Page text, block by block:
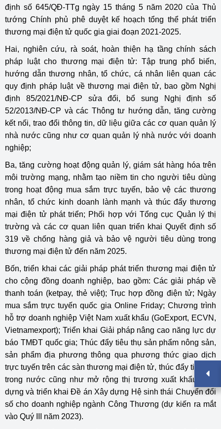
định số 645/QĐ-TTg ngày 15 tháng 5 năm 2020 của Thủ
tướng Chính phủ phê duyệt kế hoạch tổng thể phát triển
thương mại điện tử quốc gia giai đoạn 2021-2025.
Hai, nghiên cứu, rà soát, hoàn thiện hạ tầng chính sách
pháp luật cho thương mại điện tử: Tập trung phổ biến,
hướng dẫn thương nhân, tổ chức, cá nhân liên quan các
quy định pháp luật về thương mại điện tử, bao gồm Nghị
định 85/2021/NĐ-CP sửa đổi, bổ sung Nghị định số
52/2013/NĐ-CP và các Thông tư hướng dẫn, tăng cường
kết nối, trao đổi thông tin, dữ liệu giữa các cơ quan quản lý
nhà nước cũng như cơ quan quản lý nhà nước với doanh
nghiệp;
Ba, tăng cường hoạt động quản lý, giám sát hàng hóa trên
môi trường mạng, nhằm tạo niềm tin cho người tiêu dùng
trong hoạt động mua sắm trực tuyến, bảo vệ các thương
nhân, tổ chức kinh doanh lành mạnh và thúc đẩy thương
mại điện tử phát triển; Phối hợp với Tổng cục Quản lý thị
trường và các cơ quan liên quan triển khai Quyết định số
319 về chống hàng giả và bảo vệ người tiêu dùng trong
thương mại điện tử đến năm 2025.
Bốn, triển khai các giải pháp phát triển thương mại điện tử
cho cộng đồng doanh nghiệp, bao gồm: Các giải pháp về
thanh toán (ketpay, thẻ việt); Trục hợp đồng điện tử; Ngày
mua sắm trực tuyến quốc gia Online Friday; Chương trình
hỗ trợ doanh nghiệp Việt Nam xuất khẩu (GoExport, ECVN,
Vietnamexport); Triển khai Giải pháp nâng cao năng lực dự
báo TMĐT quốc gia; Thúc đẩy tiêu thụ sản phẩm nông sản,
sản phẩm địa phương thông qua phương thức giao dịch
trực tuyến trên các sàn thương mại điện tử, thúc đẩy tiêu thụ
trong nước cũng như mở rộng thị trương xuất khẩu; Xây
dựng và triển khai Đề án Xây dựng Hệ sinh thái Chuyển đổi
số cho doanh nghiệp ngành Công Thương (dự kiến ra mắt
vào Quý III năm 2023).